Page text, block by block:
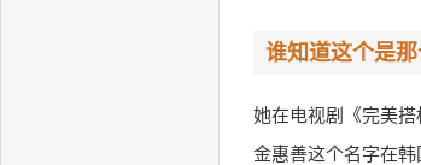
谁知道这个是那
她在电视剧《完美
金惠善这个名字在